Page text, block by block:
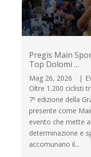
Pregis Main
Top Dolomi …
Mag 26, 2026 |
Oltre 1.200 ciclisti
7ª edizione della
presente come
evento che mette
determinazione e
accomunano il...